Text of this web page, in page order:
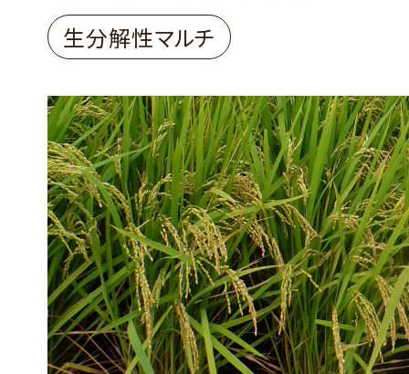
生分解性マルチ